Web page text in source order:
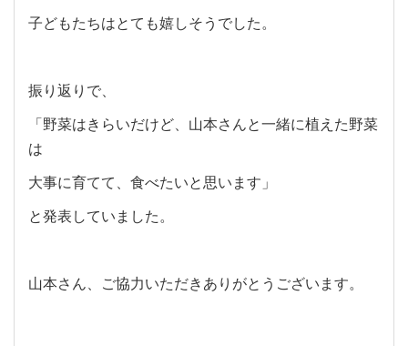
子どもたちはとても嬉しそうでした。
振り返りで、
「野菜はきらいだけど、山本さんと一緒に植えた野菜
は
大事に育てて、食べたいと思います」
と発表していました。
山本さん、ご協力いただきありがとうございます。